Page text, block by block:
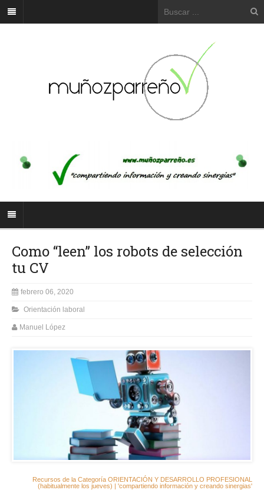
Como “leen” los robots de selección
tu CV
febrero 06, 2020
Orientación laboral
Manuel López
Recursos de la Categoría ORIENTACIÓN Y DESARROLLO PROFESIONAL
(habitualmente los jueves) | 'compartiendo información y creando sinergias'